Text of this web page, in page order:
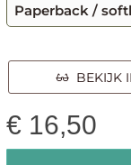
Paperback /
BEKIJK
€ 16,50